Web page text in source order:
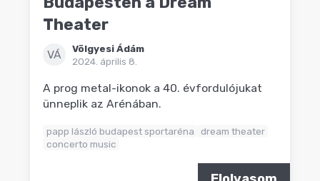
Theater
VÁ
Völgyesi Ádám
2024. április 8.
A prog metal-ikonok a 40. évfordulójukat
ünneplik az Arénában.
papp lászló budapest sportaréna
dream theater
concerto music